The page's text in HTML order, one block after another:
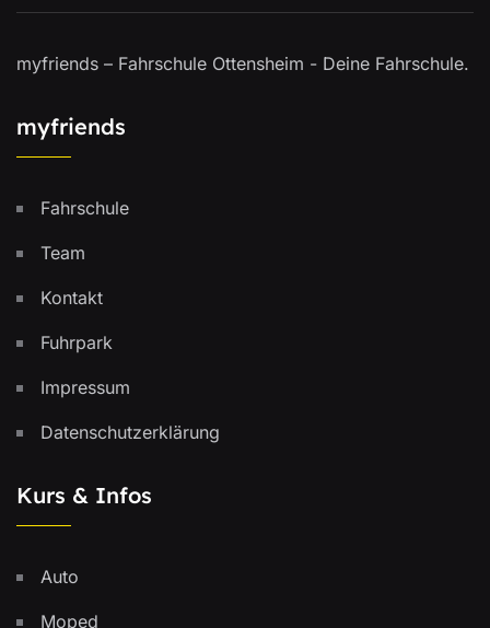
myfriends – Fahrschule Ottensheim - Deine Fahrschule.
myfriends
Fahrschule
Team
Kontakt
Fuhrpark
Impressum
Datenschutzerklärung
Kurs & Infos
Auto
Moped